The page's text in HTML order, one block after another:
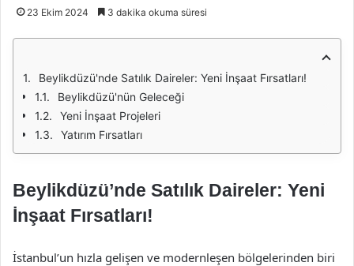
23 Ekim 2024 3 dakika okuma süresi
Beylikdüzü'nde Satılık Daireler: Yeni İnşaat Fırsatları!
Beylikdüzü'nün Geleceği
Yeni İnşaat Projeleri
Yatırım Fırsatları
Beylikdüzü’nde Satılık Daireler: Yeni
İnşaat Fırsatları!
İstanbul’un hızla gelişen ve modernleşen bölgelerinden biri